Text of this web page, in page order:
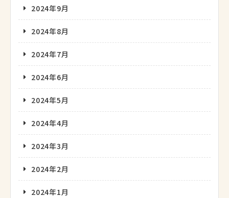
2024年9月
2024年8月
2024年7月
2024年6月
2024年5月
2024年4月
2024年3月
2024年2月
2024年1月